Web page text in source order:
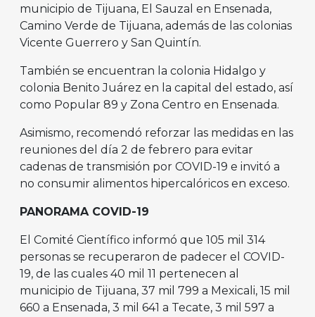
municipio de Tijuana, El Sauzal en Ensenada,
Camino Verde de Tijuana, además de las colonias
Vicente Guerrero y San Quintín.
También se encuentran la colonia Hidalgo y
colonia Benito Juárez en la capital del estado, así
como Popular 89 y Zona Centro en Ensenada.
Asimismo, recomendó reforzar las medidas en las
reuniones del día 2 de febrero para evitar
cadenas de transmisión por COVID-19 e invitó a
no consumir alimentos hipercalóricos en exceso.
PANORAMA COVID-19
El Comité Científico informó que 105 mil 314
personas se recuperaron de padecer el COVID-
19, de las cuales 40 mil 11 pertenecen al
municipio de Tijuana, 37 mil 799 a Mexicali, 15 mil
660 a Ensenada, 3 mil 641 a Tecate, 3 mil 597 a